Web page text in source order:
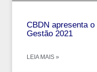
CBDN apresenta
Gestão 2021
LEIA MAIS »